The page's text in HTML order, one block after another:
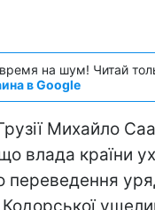
на шум! Читай
в Google
Михайло
влада країни
переведення